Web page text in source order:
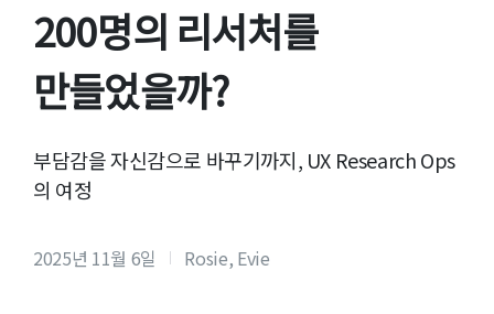
200명의 리서처를
만들었을까?
부담감을 자신감으로 바꾸기까지, UX Research Ops
의 여정
2025년 11월 6일 Rosie, Evie